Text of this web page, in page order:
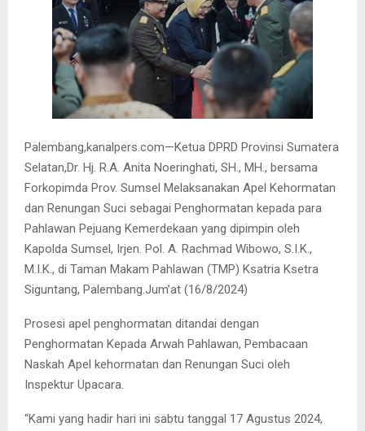
Palembang,kanalpers.com—Ketua DPRD Provinsi Sumatera
Selatan,Dr. Hj. R.A. Anita Noeringhati, SH., MH., bersama
Forkopimda Prov. Sumsel Melaksanakan Apel Kehormatan
dan Renungan Suci sebagai Penghormatan kepada para
Pahlawan Pejuang Kemerdekaan yang dipimpin oleh
Kapolda Sumsel, Irjen. Pol. A. Rachmad Wibowo, S.I.K.,
M.I.K., di Taman Makam Pahlawan (TMP) Ksatria Ksetra
Siguntang, Palembang.Jum’at (16/8/2024)
Prosesi apel penghormatan ditandai dengan
Penghormatan Kepada Arwah Pahlawan, Pembacaan
Naskah Apel kehormatan dan Renungan Suci oleh
Inspektur Upacara.
“Kami yang hadir hari ini sabtu tanggal 17 Agustus 2024,